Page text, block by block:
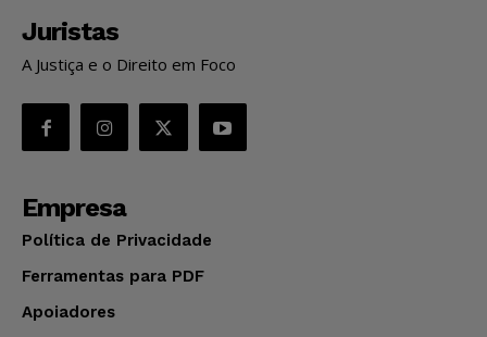
Juristas
A Justiça e o Direito em Foco
Empresa
Política de Privacidade
Ferramentas para PDF
Apoiadores